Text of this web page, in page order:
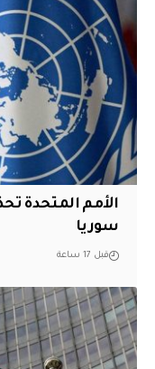
الأمم المتحدة
سوريا
قبل 17 ساعة